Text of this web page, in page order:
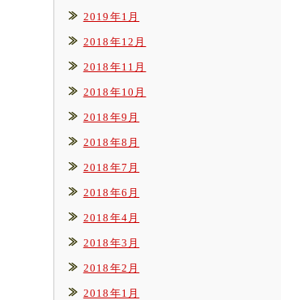
2019年1月
2018年12月
2018年11月
2018年10月
2018年9月
2018年8月
2018年7月
2018年6月
2018年4月
2018年3月
2018年2月
2018年1月